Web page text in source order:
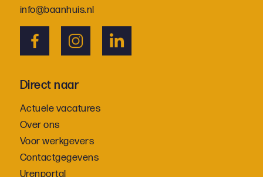
info@baanhuis.nl
Direct naar
Actuele vacatures
Over ons
Voor werkgevers
Contactgegevens
Urenportal